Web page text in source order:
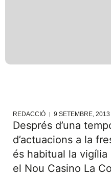
REDACCIÓ 9 SETEMBRE, 2013
Després d’una
d’actuacions a la
és habitual la vigília
el Nou Casino La